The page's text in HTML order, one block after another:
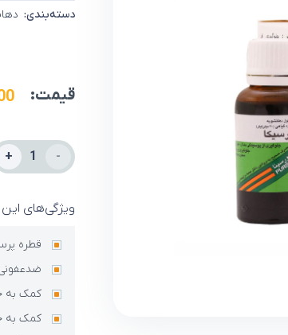
دسته‌بندی:
قیمت:
قطره
پرسیکا
ویژگی‌های
قطره
کمک به
کمک به